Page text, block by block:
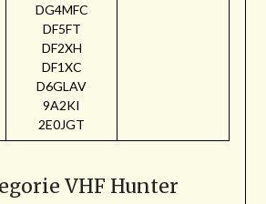
DG4MFC
DF5FT
DF2XH
DF1XC
D6GLAV
9A2KI
2E0JGT
VHF Hunter